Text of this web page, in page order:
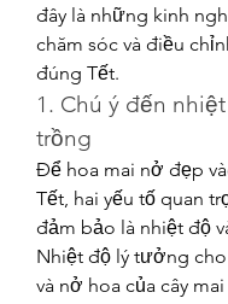
đây là những kinh
chăm sóc và điều
đúng Tết.
1. Chú ý đến
trồng
Để hoa mai nở đẹp
Tết, hai yếu tố quan
đảm bảo là nhiệt độ
Nhiệt độ lý tưởng
và nở hoa của cây mai